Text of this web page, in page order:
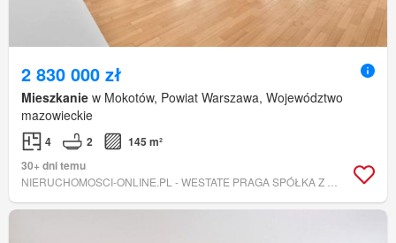
2 830 000 zł
Mieszkanie w Mokotów, Powiat Warszawa, Województwo
mazowieckie
4 2
145 m²
30+ dni temu